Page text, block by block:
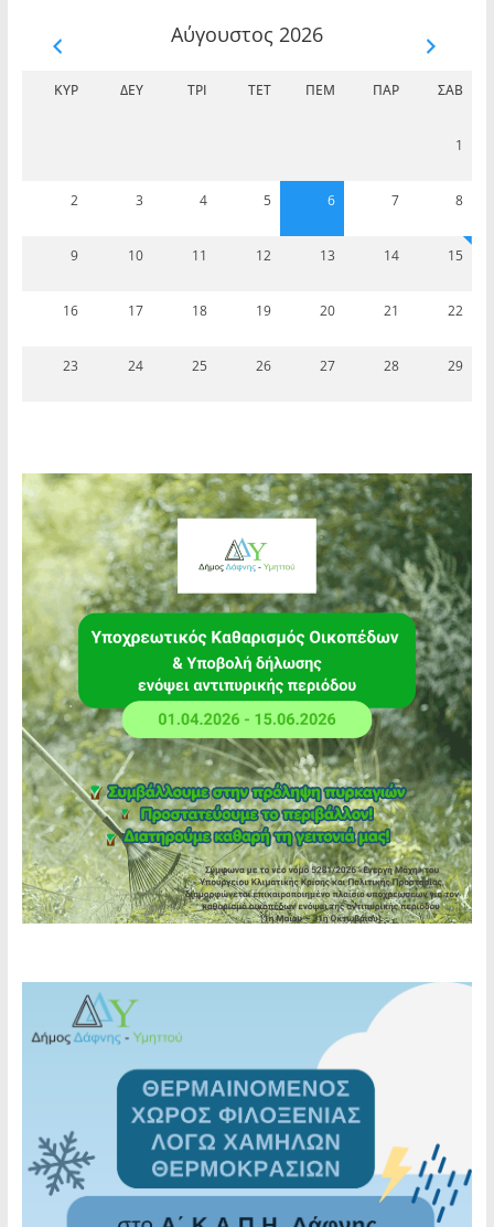
Αύγουστος 2026
ΚΥΡ ΔΕΥ ΤΡΊ ΤΕΤ ΠΈΜ ΠΑΡ ΣΆΒ
1
2 3 4 5 6 7 8
9 10 11 12 13 14 15
16 17 18 19 20 21 22
23 24 25 26 27 28 29